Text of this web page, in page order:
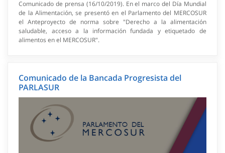
Comunicado de prensa (16/10/2019). En el marco del Día Mundial
de la Alimentación, se presentó en el Parlamento del MERCOSUR
el Anteproyecto de norma sobre "Derecho a la alimentación
saludable, acceso a la información fundada y etiquetado de
alimentos en el MERCOSUR".
Comunicado de la Bancada Progresista del
PARLASUR